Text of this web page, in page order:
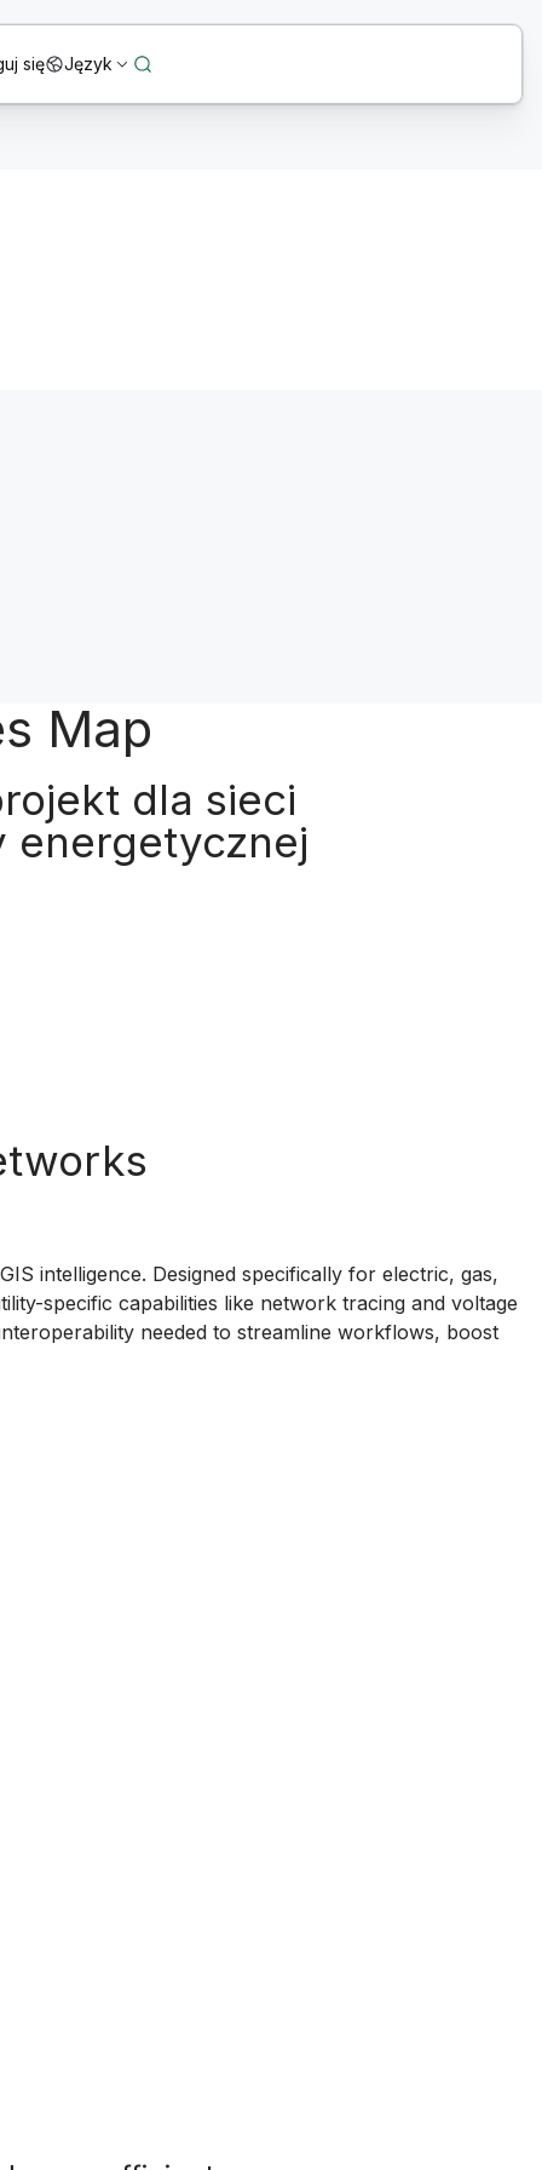
się Język
Map
dla sieci
intelligence. Designed specifically for electric, gas,
specific capabilities like network tracing and voltage
needed to streamline workflows, boost